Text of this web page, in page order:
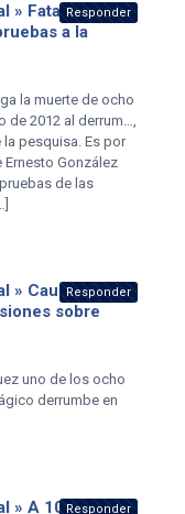
» Fatal
a la
la muerte de ocho
de 2012 al derrum…,
pesquisa. Es por
González
de las
Responder
» Causa
sobre
uno de los ocho
derrumbe en
Responder
» A 10 meses
Responder